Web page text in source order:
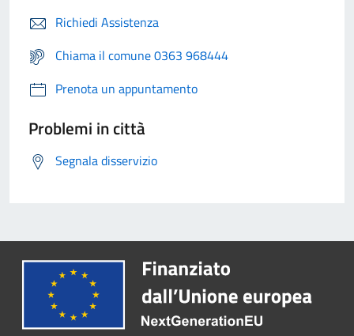
Richiedi Assistenza
Chiama il comune 0363 968444
Prenota un appuntamento
Problemi in città
Segnala disservizio